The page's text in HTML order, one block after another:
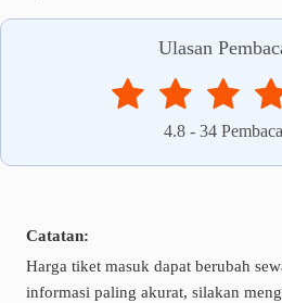
Ulasan
4.8 -34 Pembaca
Catatan:
Harga tiket masuk dapat berubah
informasi paling akurat, silakan